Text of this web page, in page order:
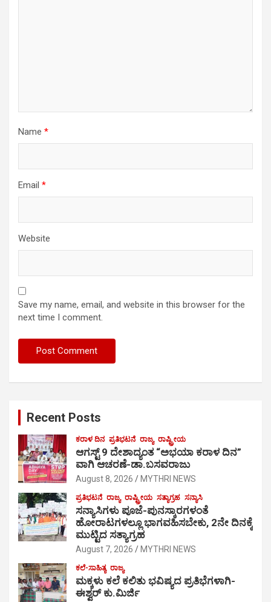
Name *
Email *
Website
Save my name, email, and website in this browser for the
next time I comment.
Recent Posts
ಕರಾಳ ದಿನ ಪ್ರತಿಭಟನೆ ರಾಜ್ಯ ರಾಷ್ಟ್ರೀಯ
ಆಗಸ್ಟ್ 9 ದೇಶಾದ್ಯಂತ “ಅಭಯಾ ಕರಾಳ ದಿನ”
ವಾಗಿ ಆಚರಣೆ-ಡಾ.ಬಸವರಾಜು
August 8, 2026 MYTHRI NEWS
ಪ್ರತಿಭಟನೆ ರಾಜ್ಯ ರಾಷ್ಟ್ರೀಯ ಸತ್ಯಾಗ್ರಹ ಸನ್ಯಾಸಿ
ಸನ್ಯಾಸಿಗಳು ಪೂಜೆ-ಪುನಸ್ಕಾರಗಳಂತೆ
ಹೋರಾಟಗಳಲ್ಲೂ ಭಾಗವಹಿಸಬೇಕು, 2ನೇ ದಿನಕ್ಕೆ
ಮುಟ್ಟಿದ ಸತ್ಯಾಗ್ರಹ
August 7, 2026 MYTHRI NEWS
ಕಲೆ-ಸಾಹಿತ್ಯ ರಾಜ್ಯ
ಮಕ್ಕಳು ಕಲೆ ಕಲಿತು ಭವಿಷ್ಯದ ಪ್ರತಿಭೆಗಳಾಗಿ-
ಈಶ್ವರ್ ಕು.ಮಿರ್ಜಿ